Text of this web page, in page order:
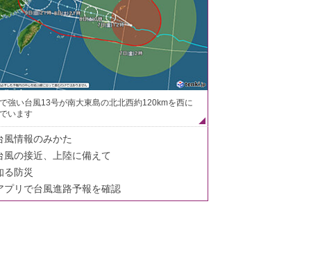
強い台風13号が南大東島の北北西約120kmを西に
います
風情報のみかた
風の接近、上陸に備えて
る防災
プリで台風進路予報を確認